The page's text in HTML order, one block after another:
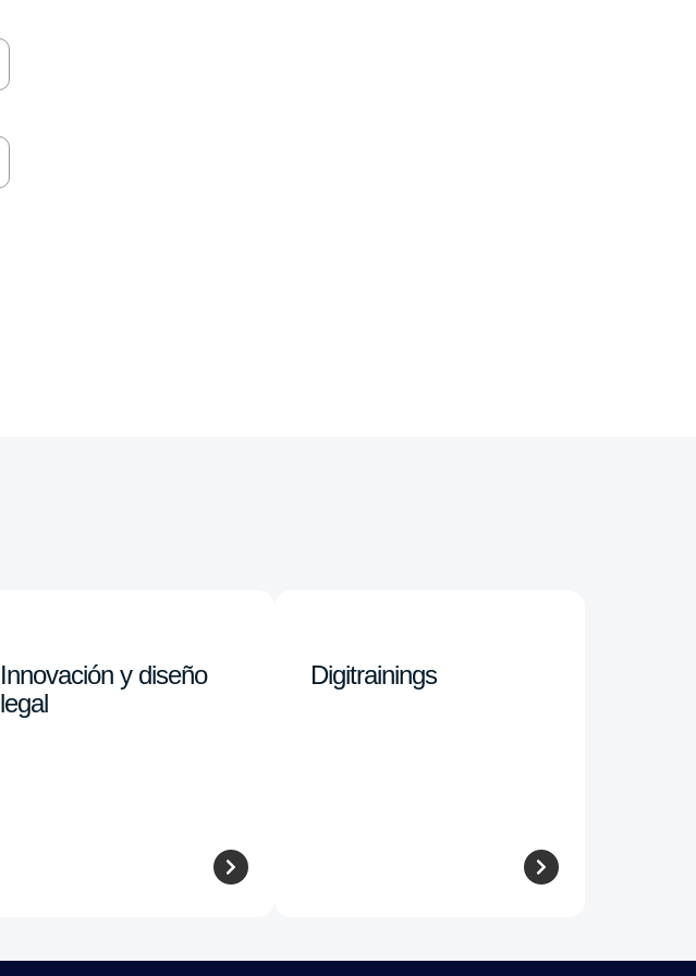
Innovación y diseño
legal
Digitrainings